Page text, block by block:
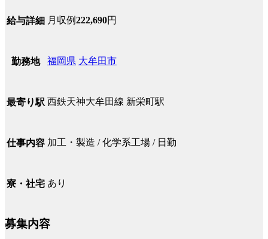
給与詳細 月収例222,690円
勤務地 福岡県 大牟田市
最寄り駅 西鉄天神大牟田線 新栄町駅
仕事内容 加工・製造 / 化学系工場 / 日勤
寮・社宅 あり
募集内容